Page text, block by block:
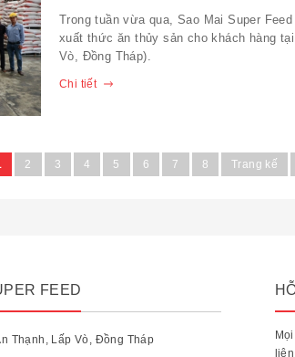
Trong tuần vừa qua, Sao Mai Super
xuất thức ăn thủy sản cho khách hàng
Vò, Đồng Tháp).
Chi tiết
2 3 4 5 6 7 8 Trang kế
FEED
Thạnh, Lấp Vò, Đồng Tháp